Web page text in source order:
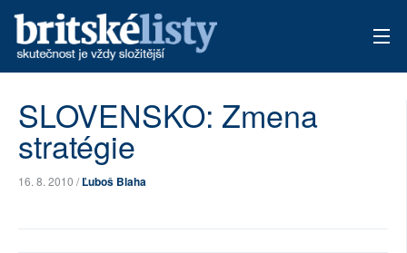
ARCHIV
TÉMATA
SLOVENSKO: Zmena
stratégie
16. 8. 2010 /Ľuboš Blaha